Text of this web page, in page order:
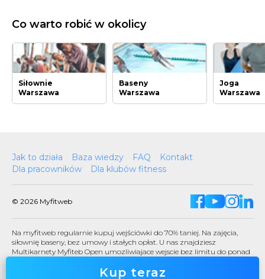
Co warto robić w okolicy
Siłownie
Warszawa
Baseny
Warszawa
Joga
Warszawa
Jak to działa Baza wiedzy FAQ
Kontakt
Dla pracowników
Dla klubów fitness
© 2026 Myfitweb
Na myfitweb regularnie kupuj wejściówki do 70% taniej. Na zajęcia,
siłownię baseny, bez umowy i stałych opłat. U nas znajdziesz
Multikarnety Myfiteb Open umozliwiajace wejscie bez limitu do ponad